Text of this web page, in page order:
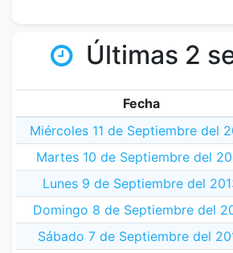
Últimas 2
Fecha
Miércoles 11 de Septiembre del
Martes 10 de Septiembre del
Lunes 9 de Septiembre del
Domingo 8 de Septiembre del
Sábado 7 de Septiembre del